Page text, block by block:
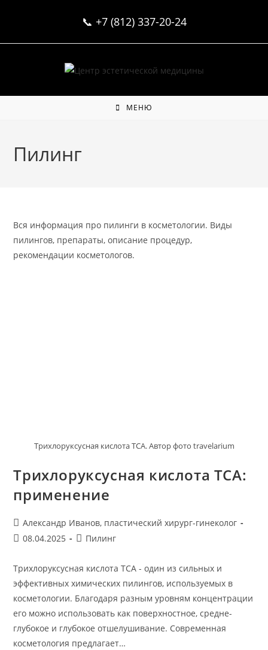
📞 +7 (812) 337-20-24
МЕНЮ
Пилинг
Вся информация про пилинги в косметологии. Виды
пилингов, препараты, описание процедур,
рекомендации косметологов.
Трихлоруксусная кислота TCA. Автор фото travelarium
Трихлоруксусная кислота TCA:
применение
Автор
записи:
Александр Иванов, пластический хирург-гинеколог
Запись
08.04.2025
Рубрика
Пилинг
Трихлоруксусная кислота TCA - один из сильных и
эффективных химических пилингов, используемых в
косметологии. Благодаря разным уровням концентрации
его можно использовать как поверхностное, средне-
глубокое и глубокое отшелушивание. Современная
косметология предлагает…